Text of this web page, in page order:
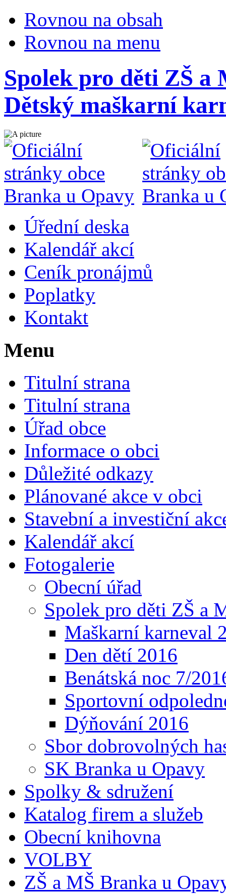
Rovnou na obsah
Rovnou na menu
Spolek pro děti ZŠ a
Dětský maškarní
Úřední deska
Kalendář akcí
Ceník pronájmů
Poplatky
Kontakt
Menu
Titulní strana
Titulní strana
Úřad obce
Informace o obci
Důležité odkazy
Plánované akce v obci
Stavební a investiční
Kalendář akcí
Fotogalerie
Obecní úřad
Spolek pro děti ZŠ a
Maškarní karneval
Den dětí 2016
Benátská noc 7/
Sportovní
Dýňování 2016
Sbor dobrovolných
SK Branka u Opavy
Spolky & sdružení
Katalog firem a služeb
Obecní knihovna
VOLBY
ZŠ a MŠ Branka u